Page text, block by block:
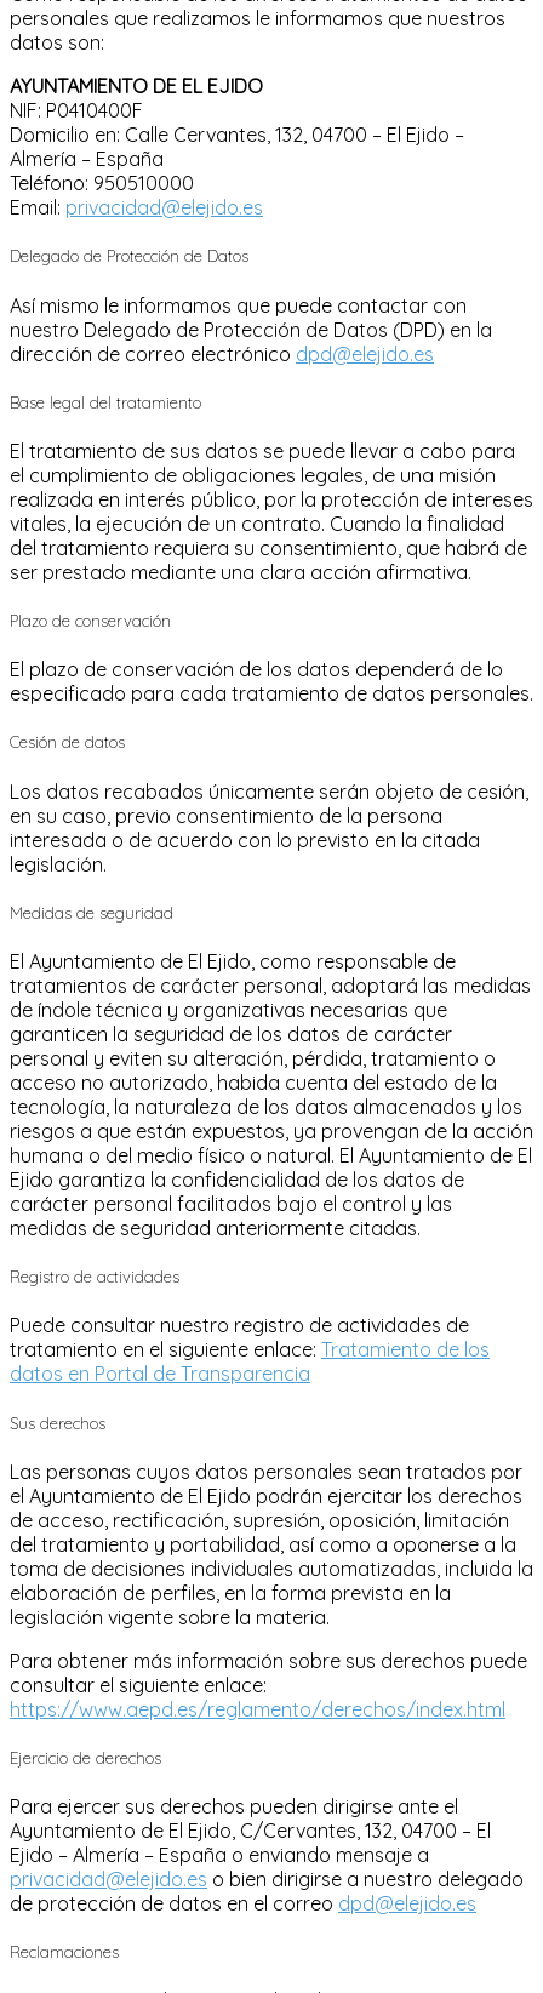
personales que realizamos le informamos que nuestros
datos son:
AYUNTAMIENTO DE EL EJIDO
NIF: P0410400F
Domicilio en: Calle Cervantes, 132, 04700 – El Ejido –
Almería – España
Teléfono: 950510000
Email: privacidad@elejido.es
Delegado de Protección de Datos
Así mismo le informamos que puede contactar con
nuestro Delegado de Protección de Datos (DPD) en la
dirección de correo electrónico dpd@elejido.es
Base legal del tratamiento
El tratamiento de sus datos se puede llevar a cabo para
el cumplimiento de obligaciones legales, de una misión
realizada en interés público, por la protección de intereses
vitales, la ejecución de un contrato. Cuando la finalidad
del tratamiento requiera su consentimiento, que habrá de
ser prestado mediante una clara acción afirmativa.
Plazo de conservación
El plazo de conservación de los datos dependerá de lo
especificado para cada tratamiento de datos personales.
Cesión de datos
Los datos recabados únicamente serán objeto de cesión,
en su caso, previo consentimiento de la persona
interesada o de acuerdo con lo previsto en la citada
legislación.
Medidas de seguridad
El Ayuntamiento de El Ejido, como responsable de
tratamientos de carácter personal, adoptará las medidas
de índole técnica y organizativas necesarias que
garanticen la seguridad de los datos de carácter
personal y eviten su alteración, pérdida, tratamiento o
acceso no autorizado, habida cuenta del estado de la
tecnología, la naturaleza de los datos almacenados y los
riesgos a que están expuestos, ya provengan de la acción
humana o del medio físico o natural. El Ayuntamiento de El
Ejido garantiza la confidencialidad de los datos de
carácter personal facilitados bajo el control y las
medidas de seguridad anteriormente citadas.
Registro de actividades
Puede consultar nuestro registro de actividades de
tratamiento en el siguiente enlace: Tratamiento de los
datos en Portal de Transparencia
Sus derechos
Las personas cuyos datos personales sean tratados por
el Ayuntamiento de El Ejido podrán ejercitar los derechos
de acceso, rectificación, supresión, oposición, limitación
del tratamiento y portabilidad, así como a oponerse a la
toma de decisiones individuales automatizadas, incluida la
elaboración de perfiles, en la forma prevista en la
legislación vigente sobre la materia.
Para obtener más información sobre sus derechos puede
consultar el siguiente enlace:
https://www.aepd.es/reglamento/derechos/index.html
Ejercicio de derechos
Para ejercer sus derechos pueden dirigirse ante el
Ayuntamiento de El Ejido, C/Cervantes, 132, 04700 – El
Ejido – Almería – España o enviando mensaje a
privacidad@elejido.es o bien dirigirse a nuestro delegado
de protección de datos en el correo dpd@elejido.es
Reclamaciones